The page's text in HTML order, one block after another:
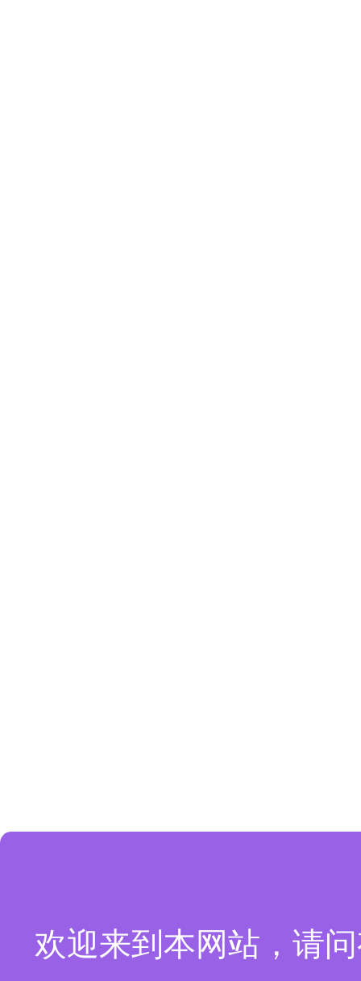
欢迎来到本网站，请